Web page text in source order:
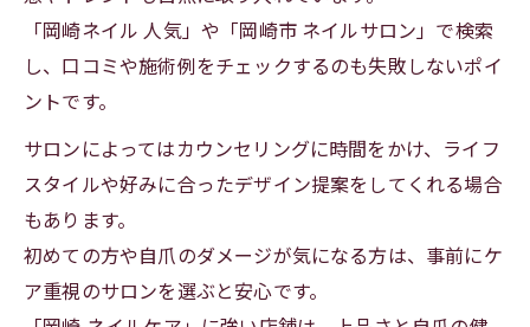
「岡崎ネイル 人気」や「岡崎市 ネイルサロン」で検索
し、口コミや施術例をチェックするのも失敗しないポイ
ントです。
サロンによってはカウンセリングに時間をかけ、ライフ
スタイルや好みに合ったデザイン提案をしてくれる場合
もあります。
初めての方や自爪のダメージが気になる方は、事前にケ
ア重視のサロンを選ぶと安心です。